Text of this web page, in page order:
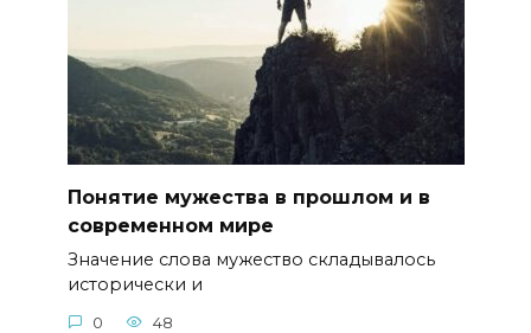
Понятие мужества в прошлом и в
современном мире
Значение слова мужество складывалось
исторически и
0 48